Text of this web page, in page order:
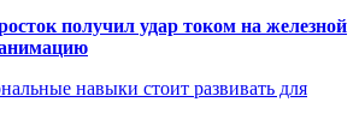
получил удар током на железной
навыки стоит развивать для